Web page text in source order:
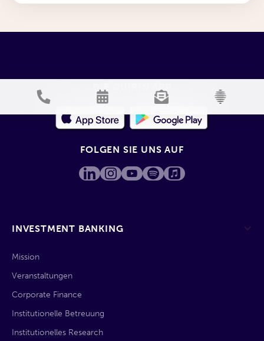
INVESTMENT BANKING
Mission
Veranstaltungen
Corporate Finance
Institutionelle Betreuung
Institutionelles Research
DIE QUIRIN APP
FOLGEN SIE UNS AUF